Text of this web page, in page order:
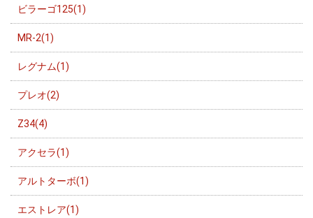
ビラーゴ125(1)
MR-2(1)
レグナム(1)
プレオ(2)
Z34(4)
アクセラ(1)
アルトターボ(1)
エストレア(1)